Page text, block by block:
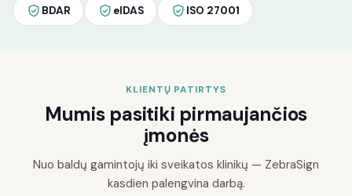
BDAR eIDAS ISO 27001
KLIENTŲ PATIRTYS
Mumis pasitiki pirmaujančios
įmonės
Nuo baldų gamintojų iki sveikatos klinikų — ZebraSign
kasdien palengvina darbą.